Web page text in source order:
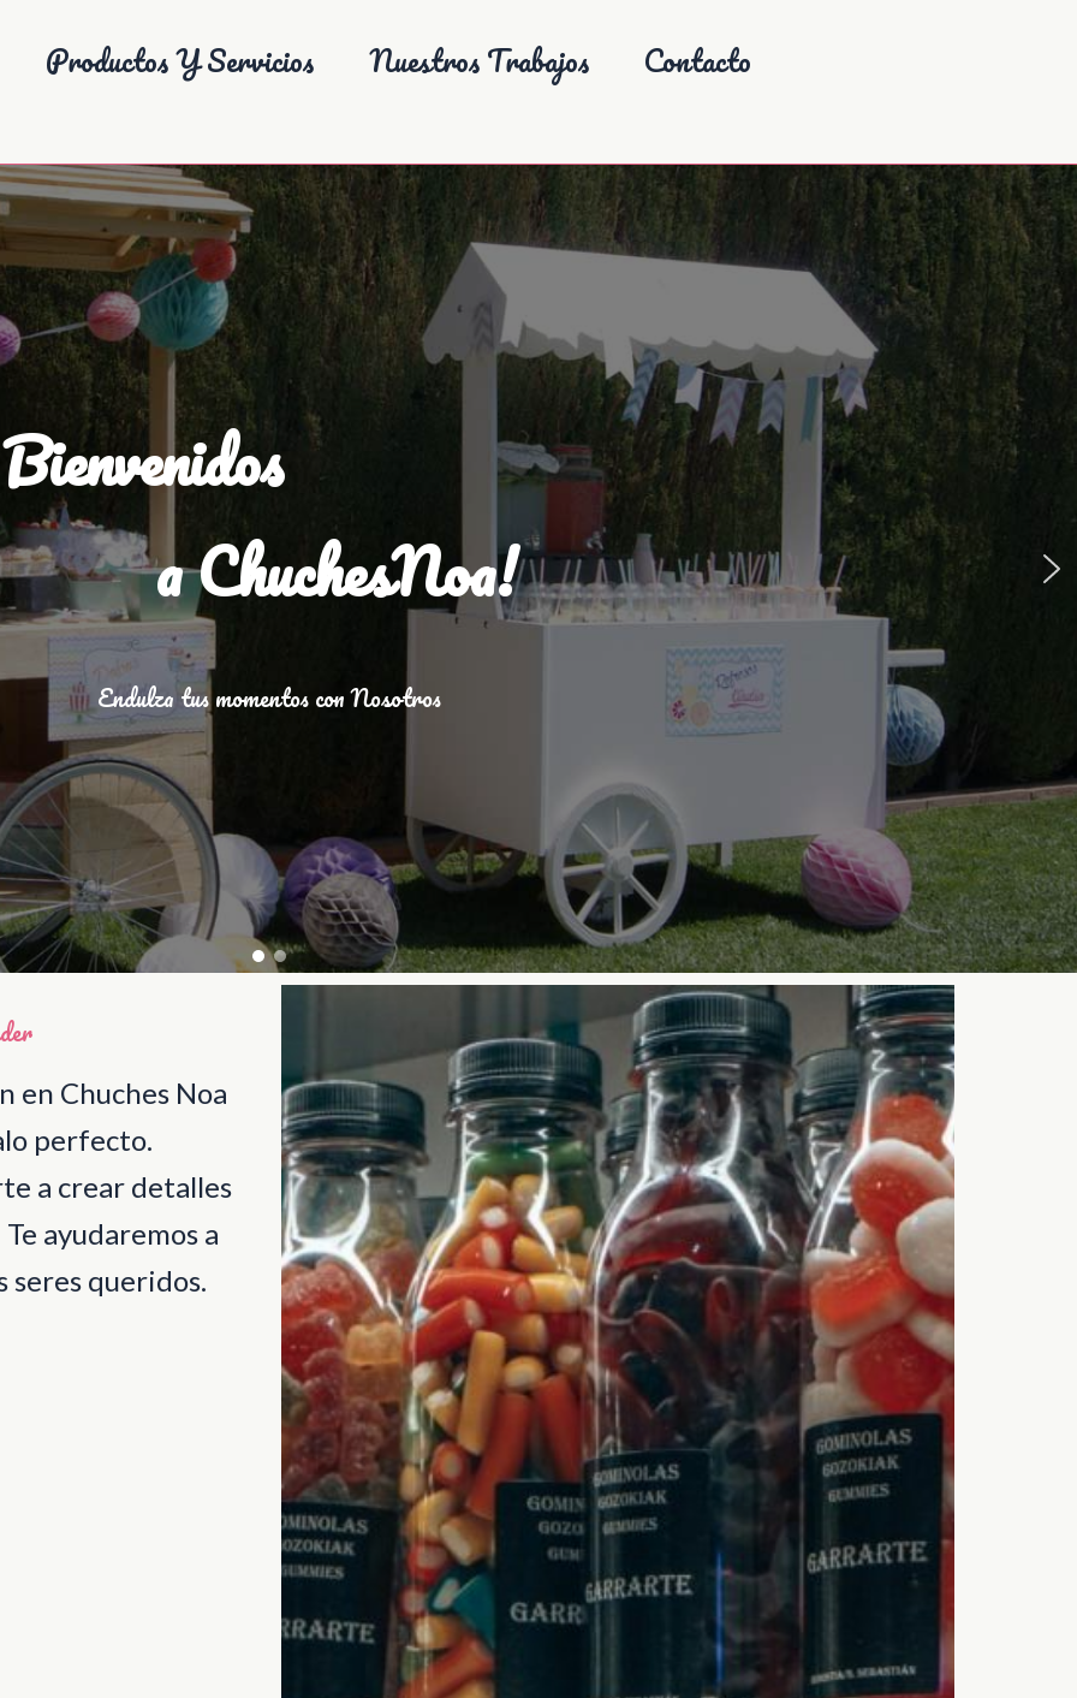
Productos Y Servicios Nuestros Trabajos Contacto
Bienvenidos
a ChuchesNoa!
Endulza tus momentos con Nosotros
en Chuches Noa
perfecto.
a crear detalles
ayudaremos a
seres queridos.